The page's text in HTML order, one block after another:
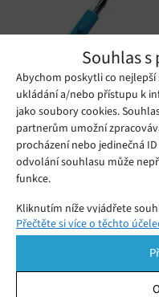
Souhlas
Abychom poskytli co
ukládání a/nebo přístupu k
jako soubory cookies.
partnerům umožní
procházení nebo jedinečná
odvolání souhlasu může
funkce.
Kliknutím níže vyjádřete
podrobnější rozhodnutí.
pomocí přepínačů v
Spravovat souhlas ve spodní
Přečtěte si více o těchto
Nestěžoval si vám
teleskopický selfie držákC-
g nebo výdrž kolem čtyř